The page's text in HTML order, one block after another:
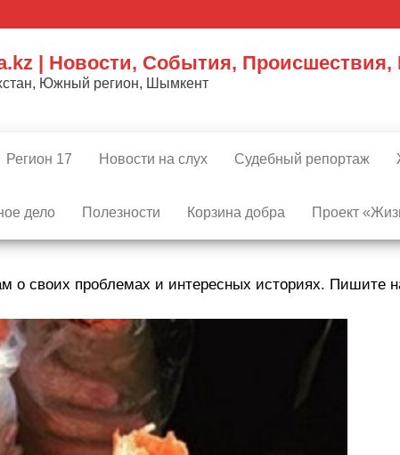
| Новости, События, Происшествия,
Южный регион, Шымкент
Регион 17 Новости на слух Судебный репортаж
дело Полезности Корзина добра Проект
о своих проблемах и интересных историях. Пишите